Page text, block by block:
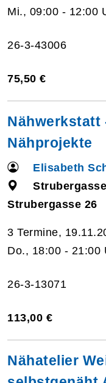
Mi., 09:00 - 12:00
26-3-43006
75,50 €
Nähwerkstatt
Nähprojekte
Elisabeth
Strubergasse 26
3 Termine,
Do., 18:00 - 21:00
26-3-13071
113,00 €
Nähatelier